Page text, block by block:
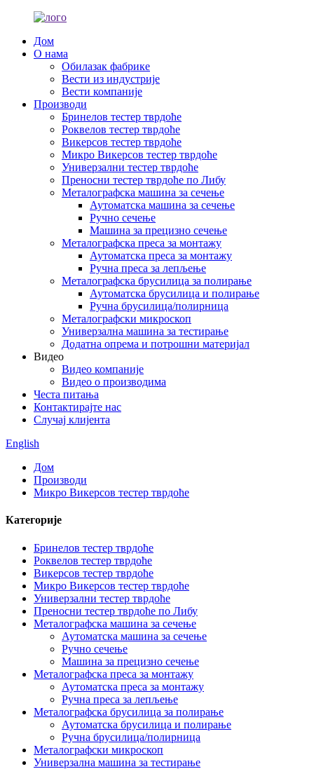
Дом
О нама
Обилазак фабрике
Вести из индустрије
Вести компаније
Производи
Бринелов тестер тврдоће
Роквелов тестер тврдоће
Викерсов тестер тврдоће
Микро Викерсов тестер тврдоће
Универзални тестер тврдоће
Преносни тестер тврдоће по Либу
Металографска машина за сечење
Аутоматска машина за сечење
Ручно сечење
Машина за прецизно сечење
Металографска преса за монтажу
Аутоматска преса за монтажу
Ручна преса за лепљење
Металографска брусилица за полирање
Аутоматска брусилица и полирање
Ручна брусилица/полирница
Металографски микроскоп
Универзална машина за тестирање
Додатна опрема и потрошни материјал
Видео
Видео компаније
Видео о производима
Честа питања
Контактирајте нас
Случај клијента
English
Дом
Производи
Микро Викерсов тестер тврдоће
Категорије
Бринелов тестер тврдоће
Роквелов тестер тврдоће
Викерсов тестер тврдоће
Микро Викерсов тестер тврдоће
Универзални тестер тврдоће
Преносни тестер тврдоће по Либу
Металографска машина за сечење
Аутоматска машина за сечење
Ручно сечење
Машина за прецизно сечење
Металографска преса за монтажу
Аутоматска преса за монтажу
Ручна преса за лепљење
Металографска брусилица за полирање
Аутоматска брусилица и полирање
Ручна брусилица/полирница
Металографски микроскоп
Универзална машина за тестирање